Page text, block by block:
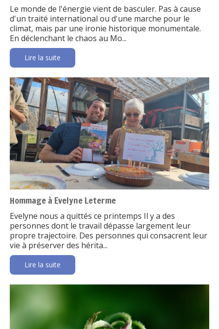
Le monde de l'énergie vient de basculer. Pas à cause
d'un traité international ou d'une marche pour le
climat, mais par une ironie historique monumentale.
En déclenchant le chaos au Mo...
Lire la suite
Hommage à Evelyne Leterme
Evelyne nous a quittés ce printemps Il y a des
personnes dont le travail dépasse largement leur
propre trajectoire. Des personnes qui consacrent leur
vie à préserver des hérita...
Lire la suite